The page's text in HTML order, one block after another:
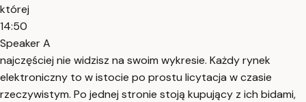
której
14:50
Speaker A
najczęściej nie widzisz na swoim wykresie. Każdy rynek
elektroniczny to w istocie po prostu licytacja w czasie
rzeczywistym. Po jednej stronie stoją kupujący z ich bidami,